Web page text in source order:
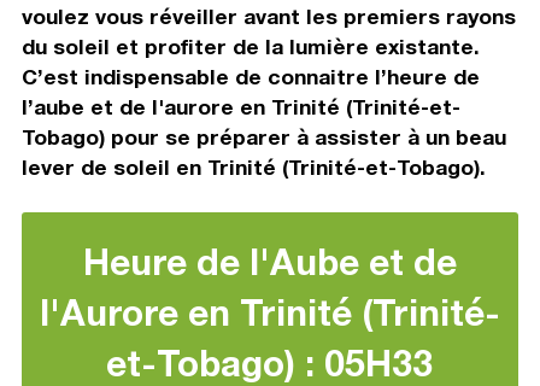
voulez vous réveiller avant les premiers rayons
du soleil et profiter de la lumière existante.
C’est indispensable de connaitre l’heure de
l’aube et de l'aurore en Trinité (Trinité-et-
Tobago) pour se préparer à assister à un beau
lever de soleil en Trinité (Trinité-et-Tobago).
Heure de l'Aube et de
l'Aurore en Trinité (Trinité-
et-Tobago) : 05H33